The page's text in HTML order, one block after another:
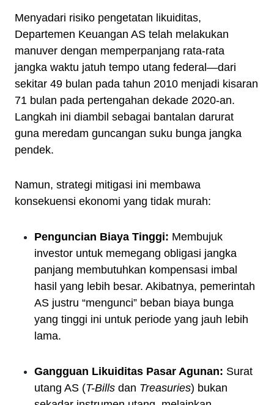
Menyadari risiko pengetatan likuiditas,
Departemen Keuangan AS telah melakukan
manuver dengan memperpanjang rata-rata
jangka waktu jatuh tempo utang federal—dari
sekitar 49 bulan pada tahun 2010 menjadi kisaran
71 bulan pada pertengahan dekade 2020-an.
Langkah ini diambil sebagai bantalan darurat
guna meredam guncangan suku bunga jangka
pendek.
Namun, strategi mitigasi ini membawa
konsekuensi ekonomi yang tidak murah:
Penguncian Biaya Tinggi: Membujuk
investor untuk memegang obligasi jangka
panjang membutuhkan kompensasi imbal
hasil yang lebih besar. Akibatnya, pemerintah
AS justru “mengunci” beban biaya bunga
yang tinggi ini untuk periode yang jauh lebih
lama.
Gangguan Likuiditas Pasar Agunan: Surat
utang AS (T-Bills dan Treasuries) bukan